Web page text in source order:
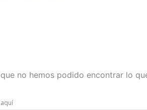
no hemos podido encontrar lo